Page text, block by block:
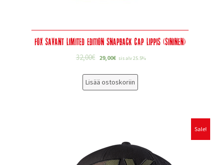
Fox Savant Limited Edition Snapback Cap Lippis (sininen)
32,00€ 29,00€ sis alv 25.5%
Lisää ostoskoriin
Sale!